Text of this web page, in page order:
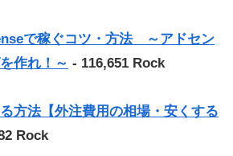
で稼ぐコツ・方法 ～アドセン
作れ！～ - 116,651 Rock
方法【外注費用の相場・安くする
Rock